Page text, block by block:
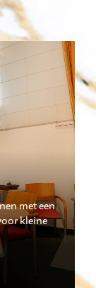
met een
kleine